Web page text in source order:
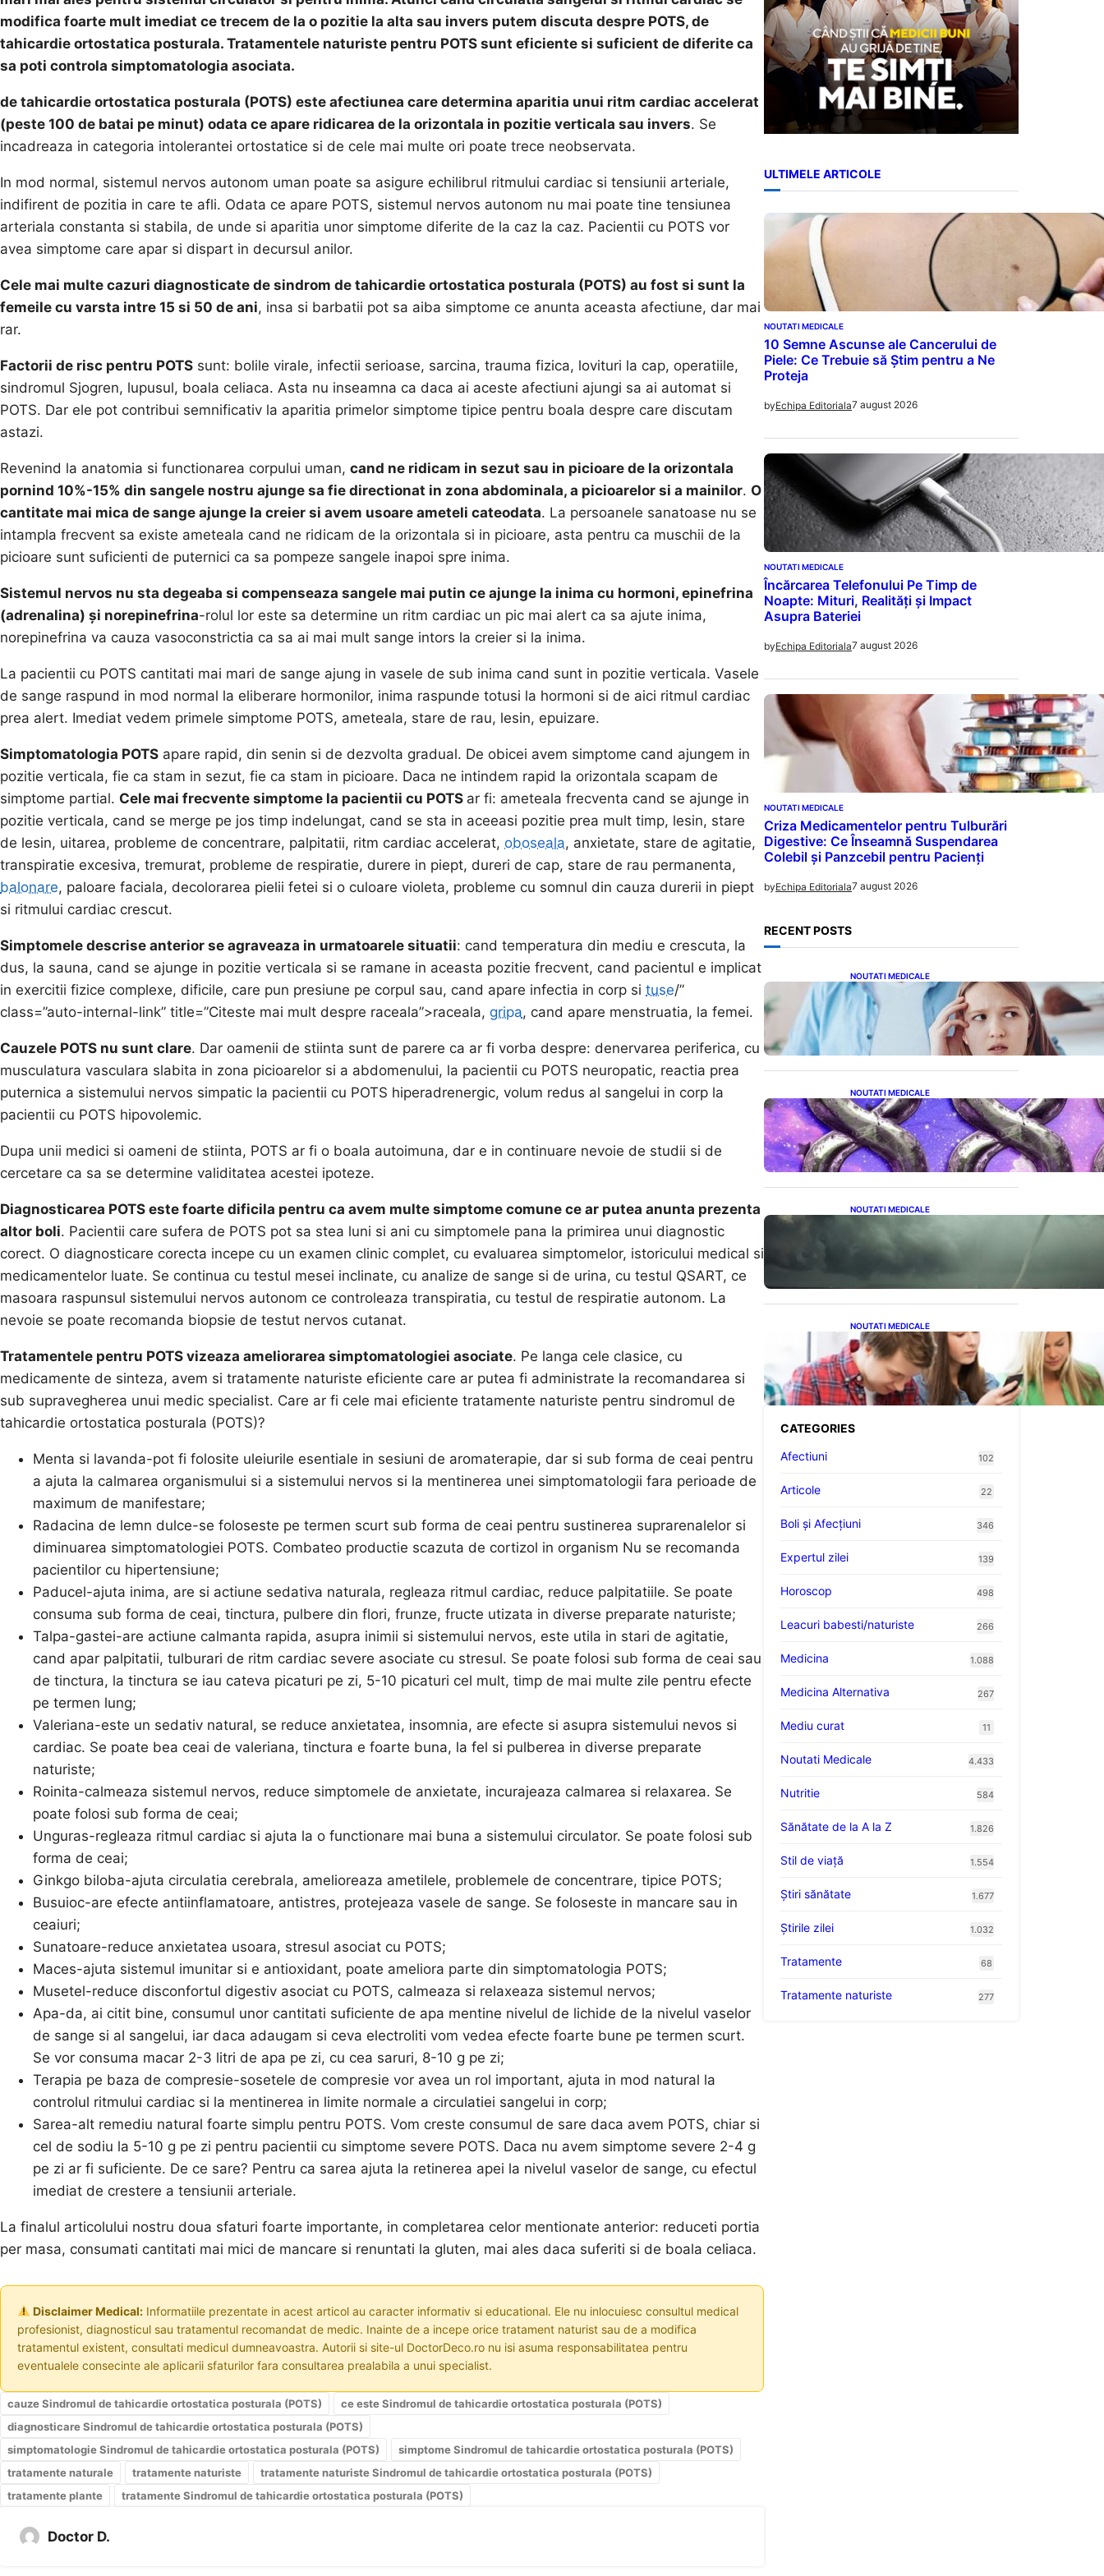
modifica foarte mult imediat ce trecem de la o pozitie la alta sau invers putem discuta despre POTS, de
tahicardie ortostatica posturala. Tratamentele naturiste pentru POTS sunt eficiente si suficient de diferite ca
sa poti controla simptomatologia asociata.
de tahicardie ortostatica posturala (POTS) este afectiunea care determina aparitia unui ritm cardiac accelerat
(peste 100 de batai pe minut) odata ce apare ridicarea de la orizontala in pozitie verticala sau invers. Se
incadreaza in categoria intolerantei ortostatice si de cele mai multe ori poate trece neobservata.
In mod normal, sistemul nervos autonom uman poate sa asigure echilibrul ritmului cardiac si tensiunii arteriale,
indifirent de pozitia in care te afli. Odata ce apare POTS, sistemul nervos autonom nu mai poate tine tensiunea
arteriala constanta si stabila, de unde si aparitia unor simptome diferite de la caz la caz. Pacientii cu POTS vor
avea simptome care apar si dispart in decursul anilor.
Cele mai multe cazuri diagnosticate de sindrom de tahicardie ortostatica posturala (POTS) au fost si sunt la
femeile cu varsta intre 15 si 50 de ani, insa si barbatii pot sa aiba simptome ce anunta aceasta afectiune, dar mai
rar.
Factorii de risc pentru POTS sunt: bolile virale, infectii serioase, sarcina, trauma fizica, lovituri la cap, operatiile,
sindromul Sjogren, lupusul, boala celiaca. Asta nu inseamna ca daca ai aceste afectiuni ajungi sa ai automat si
POTS. Dar ele pot contribui semnificativ la aparitia primelor simptome tipice pentru boala despre care discutam
astazi.
Revenind la anatomia si functionarea corpului uman, cand ne ridicam in sezut sau in picioare de la orizontala
pornind 10%-15% din sangele nostru ajunge sa fie directionat in zona abdominala, a picioarelor si a mainilor. O
cantitate mai mica de sange ajunge la creier si avem usoare ameteli cateodata. La persoanele sanatoase nu se
intampla frecvent sa existe ameteala cand ne ridicam de la orizontala si in picioare, asta pentru ca muschii de la
picioare sunt suficienti de puternici ca sa pompeze sangele inapoi spre inima.
Sistemul nervos nu sta degeaba si compenseaza sangele mai putin ce ajunge la inima cu hormoni, epinefrina
(adrenalina) și norepinefrina-rolul lor este sa determine un ritm cardiac un pic mai alert ca sa ajute inima,
norepinefrina va cauza vasoconstrictia ca sa ai mai mult sange intors la creier si la inima.
La pacientii cu POTS cantitati mai mari de sange ajung in vasele de sub inima cand sunt in pozitie verticala. Vasele
de sange raspund in mod normal la eliberare hormonilor, inima raspunde totusi la hormoni si de aici ritmul cardiac
prea alert. Imediat vedem primele simptome POTS, ameteala, stare de rau, lesin, epuizare.
Simptomatologia POTS apare rapid, din senin si de dezvolta gradual. De obicei avem simptome cand ajungem in
pozitie verticala, fie ca stam in sezut, fie ca stam in picioare. Daca ne intindem rapid la orizontala scapam de
simptome partial. Cele mai frecvente simptome la pacientii cu POTS ar fi: ameteala frecventa cand se ajunge in
pozitie verticala, cand se merge pe jos timp indelungat, cand se sta in aceeasi pozitie prea mult timp, lesin, stare
de lesin, uitarea, probleme de concentrare, palpitatii, ritm cardiac accelerat, oboseala, anxietate, stare de agitatie,
transpiratie excesiva, tremurat, probleme de respiratie, durere in piept, dureri de cap, stare de rau permanenta,
balonare, paloare faciala, decolorarea pielii fetei si o culoare violeta, probleme cu somnul din cauza durerii in piept
si ritmului cardiac crescut.
Simptomele descrise anterior se agraveaza in urmatoarele situatii: cand temperatura din mediu e crescuta, la
dus, la sauna, cand se ajunge in pozitie verticala si se ramane in aceasta pozitie frecvent, cand pacientul e implicat
in exercitii fizice complexe, dificile, care pun presiune pe corpul sau, cand apare infectia in corp si tuse/”
class=”auto-internal-link” title=”Citeste mai mult despre raceala”>raceala, gripa, cand apare menstruatia, la femei.
Cauzele POTS nu sunt clare. Dar oamenii de stiinta sunt de parere ca ar fi vorba despre: denervarea periferica, cu
musculatura vasculara slabita in zona picioarelor si a abdomenului, la pacientii cu POTS neuropatic, reactia prea
puternica a sistemului nervos simpatic la pacientii cu POTS hiperadrenergic, volum redus al sangelui in corp la
pacientii cu POTS hipovolemic.
Dupa unii medici si oameni de stiinta, POTS ar fi o boala autoimuna, dar e in continuare nevoie de studii si de
cercetare ca sa se determine validitatea acestei ipoteze.
Diagnosticarea POTS este foarte dificila pentru ca avem multe simptome comune ce ar putea anunta prezenta
altor boli. Pacientii care sufera de POTS pot sa stea luni si ani cu simptomele pana la primirea unui diagnostic
corect. O diagnosticare corecta incepe cu un examen clinic complet, cu evaluarea simptomelor, istoricului medical si
medicamentelor luate. Se continua cu testul mesei inclinate, cu analize de sange si de urina, cu testul QSART, ce
masoara raspunsul sistemului nervos autonom ce controleaza transpiratia, cu testul de respiratie autonom. La
nevoie se poate recomanda biopsie de testut nervos cutanat.
Tratamentele pentru POTS vizeaza ameliorarea simptomatologiei asociate. Pe langa cele clasice, cu
medicamente de sinteza, avem si tratamente naturiste eficiente care ar putea fi administrate la recomandarea si
sub supravegherea unui medic specialist. Care ar fi cele mai eficiente tratamente naturiste pentru sindromul de
tahicardie ortostatica posturala (POTS)?
Menta si lavanda-pot fi folosite uleiurile esentiale in sesiuni de aromaterapie, dar si sub forma de ceai pentru
a ajuta la calmarea organismului si a sistemului nervos si la mentinerea unei simptomatologii fara perioade de
maximum de manifestare;
Radacina de lemn dulce-se foloseste pe termen scurt sub forma de ceai pentru sustinerea suprarenalelor si
diminuarea simptomatologiei POTS. Combateo productie scazuta de cortizol in organism Nu se recomanda
pacientilor cu hipertensiune;
Paducel-ajuta inima, are si actiune sedativa naturala, regleaza ritmul cardiac, reduce palpitatiile. Se poate
consuma sub forma de ceai, tinctura, pulbere din flori, frunze, fructe utizata in diverse preparate naturiste;
Talpa-gastei-are actiune calmanta rapida, asupra inimii si sistemului nervos, este utila in stari de agitatie,
cand apar palpitatii, tulburari de ritm cardiac severe asociate cu stresul. Se poate folosi sub forma de ceai sau
de tinctura, la tinctura se iau cateva picaturi pe zi, 5-10 picaturi cel mult, timp de mai multe zile pentru efecte
pe termen lung;
Valeriana-este un sedativ natural, se reduce anxietatea, insomnia, are efecte si asupra sistemului nevos si
cardiac. Se poate bea ceai de valeriana, tinctura e foarte buna, la fel si pulberea in diverse preparate
naturiste;
Roinita-calmeaza sistemul nervos, reduce simptomele de anxietate, incurajeaza calmarea si relaxarea. Se
poate folosi sub forma de ceai;
Unguras-regleaza ritmul cardiac si ajuta la o functionare mai buna a sistemului circulator. Se poate folosi sub
forma de ceai;
Ginkgo biloba-ajuta circulatia cerebrala, amelioreaza ametilele, problemele de concentrare, tipice POTS;
Busuioc-are efecte antiinflamatoare, antistres, protejeaza vasele de sange. Se foloseste in mancare sau in
ceaiuri;
Sunatoare-reduce anxietatea usoara, stresul asociat cu POTS;
Maces-ajuta sistemul imunitar si e antioxidant, poate ameliora parte din simptomatologia POTS;
Musetel-reduce disconfortul digestiv asociat cu POTS, calmeaza si relaxeaza sistemul nervos;
Apa-da, ai citit bine, consumul unor cantitati suficiente de apa mentine nivelul de lichide de la nivelul vaselor
de sange si al sangelui, iar daca adaugam si ceva electroliti vom vedea efecte foarte bune pe termen scurt.
Se vor consuma macar 2-3 litri de apa pe zi, cu cea saruri, 8-10 g pe zi;
Terapia pe baza de compresie-sosetele de compresie vor avea un rol important, ajuta in mod natural la
controlul ritmului cardiac si la mentinerea in limite normale a circulatiei sangelui in corp;
Sarea-alt remediu natural foarte simplu pentru POTS. Vom creste consumul de sare daca avem POTS, chiar si
cel de sodiu la 5-10 g pe zi pentru pacientii cu simptome severe POTS. Daca nu avem simptome severe 2-4 g
pe zi ar fi suficiente. De ce sare? Pentru ca sarea ajuta la retinerea apei la nivelul vaselor de sange, cu efectul
imediat de crestere a tensiunii arteriale.
La finalul articolului nostru doua sfaturi foarte importante, in completarea celor mentionate anterior: reduceti portia
per masa, consumati cantitati mai mici de mancare si renuntati la gluten, mai ales daca suferiti si de boala celiaca.
Disclaimer Medical:Informatiile prezentate in acest articol au caracter informativ si educational. Ele nu inlocuiesc consultul medical
profesionist, diagnosticul sau tratamentul recomandat de medic. Inainte de a incepe orice tratament naturist sau de a modifica
tratamentul existent, consultati medicul dumneavoastra. Autorii si site-ul DoctorDeco.ro nu isi asuma responsabilitatea pentru
eventualele consecinte ale aplicarii sfaturilor fara consultarea prealabila a unui specialist.
cauze Sindromul de tahicardie ortostatica posturala (POTS)
ce este Sindromul de tahicardie ortostatica posturala (POTS)
diagnosticare Sindromul de tahicardie ortostatica posturala (POTS)
simptomatologie Sindromul de tahicardie ortostatica posturala (POTS)
simptome Sindromul de tahicardie ortostatica posturala (POTS)
tratamente naturale
tratamente naturiste
tratamente naturiste Sindromul de tahicardie ortostatica posturala (POTS)
tratamente plante
tratamente Sindromul de tahicardie ortostatica posturala (POTS)
Doctor D.
ULTIMELE ARTICOLE
NOUTATI MEDICALE
10 Semne Ascunse ale Cancerului de
Piele: Ce Trebuie să Știm pentru a Ne
Proteja
byEchipa Editoriala7 august 2026
NOUTATI MEDICALE
Încărcarea Telefonului Pe Timp de
Noapte: Mituri, Realități și Impact
Asupra Bateriei
byEchipa Editoriala7 august 2026
NOUTATI MEDICALE
Criza Medicamentelor pentru Tulburări
Digestive: Ce Înseamnă Suspendarea
Colebil și Panzcebil pentru Pacienți
byEchipa Editoriala7 august 2026
RECENT POSTS
NOUTATI MEDICALE
Impactul Cuvintelor: Cele 7
Fraze Pe Care Părinții Ar
Trebui Să Le Evite Cu Primul
Născut
NOUTATI MEDICALE
Energia Banilor și a
Norocului: Ce să Eviți pe 8
August pentru a Nu Bloca
Fluxul Prosperității
NOUTATI MEDICALE
România în fața unei veri
extreme: Canicula și
efectele sale devastatoare
NOUTATI MEDICALE
Impactul ascuns al
smartphone-urilor asupra
sănătății: Cum scrollingul
zilnic ne afectează corpul
CATEGORIES
Afectiuni
102
Articole 22
Boli și Afecțiuni 346
Expertul zilei 139
Horoscop 498
Leacuri babesti/naturiste 266
Medicina 1.088
Medicina Alternativa 267
Mediu curat 11
Noutati Medicale 4.433
Nutritie 584
Sănătate de la A la Z 1.826
Stil de viaţă 1.554
Ştiri sănătate 1.677
Știrile zilei 1.032
Tratamente 68
Tratamente naturiste 277